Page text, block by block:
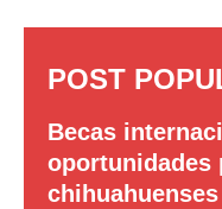
POST
Becas
oportunidades
chihuahuenses